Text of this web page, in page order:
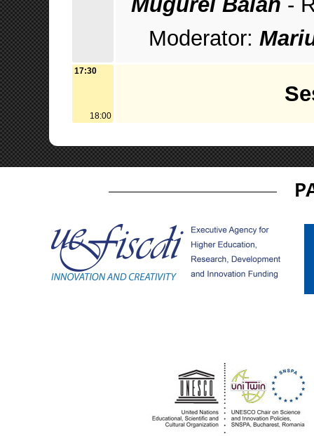
Moderator:
17:30
18:00